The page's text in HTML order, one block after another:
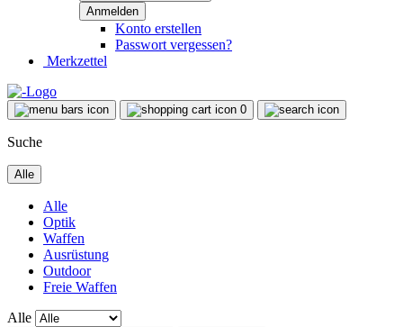
Konto erstellen
Passwort vergessen?
Merkzettel
0
Suche
Alle
Alle
Optik
Waffen
Ausrüstung
Outdoor
Freie Waffen
Alle